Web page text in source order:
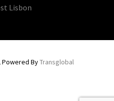
Lisbon
Powered ByTransglobal